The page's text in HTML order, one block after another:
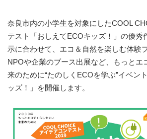
奈良市内の小学生を対象にしたCOOL
テスト「おしえてECOキッズ！」の優秀
示に合わせて、エコ＆自然を楽しむ体験
NPOや企業のブース出展など、もっとエ
来のために“たのしくECOを学ぶ”イベン
ッズ！」を開催します。